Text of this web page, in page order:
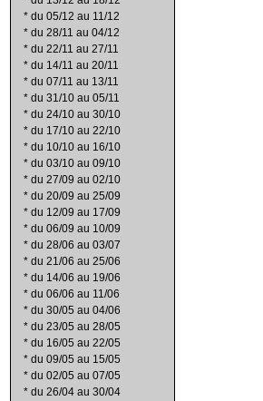
* du 05/12 au 11/12
* du 28/11 au 04/12
* du 22/11 au 27/11
* du 14/11 au 20/11
* du 07/11 au 13/11
* du 31/10 au 05/11
* du 24/10 au 30/10
* du 17/10 au 22/10
* du 10/10 au 16/10
* du 03/10 au 09/10
* du 27/09 au 02/10
* du 20/09 au 25/09
* du 12/09 au 17/09
* du 06/09 au 10/09
* du 28/06 au 03/07
* du 21/06 au 25/06
* du 14/06 au 19/06
* du 06/06 au 11/06
* du 30/05 au 04/06
* du 23/05 au 28/05
* du 16/05 au 22/05
* du 09/05 au 15/05
* du 02/05 au 07/05
* du 26/04 au 30/04